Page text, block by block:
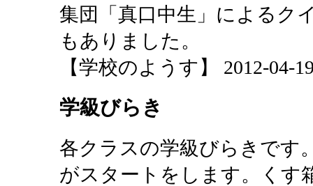
集団「真口中生」によるク
もありました。
【学校のようす】 2012-04-
学級びらき
各クラスの学級びらきです
がスタートをします。くす